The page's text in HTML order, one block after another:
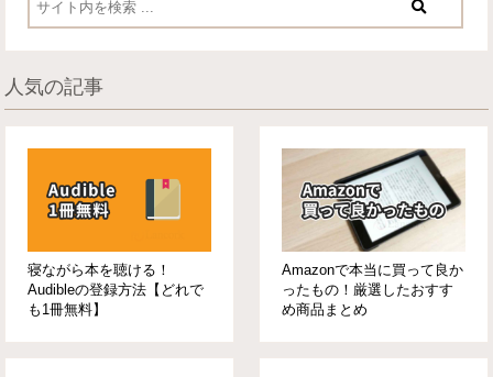
人気の記事
寝ながら本を聴ける！
Audibleの登録方法【どれで
も1冊無料】
Amazonで本当に買って良か
ったもの！厳選したおすす
め商品まとめ